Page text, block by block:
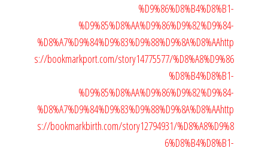
%D9%86%D8%B4%D8%B1-
%D9%85%D8%AA%D9%86%D9%82%D9%84-
%D8%A7%D9%84%D9%83%D9%88%D9%8A%D8%AAhttp
s://bookmarkport.com/story14775577/%D8%A8%D9%86
%D8%B4%D8%B1-
%D9%85%D8%AA%D9%86%D9%82%D9%84-
%D8%A7%D9%84%D9%83%D9%88%D9%8A%D8%AAhttp
s://bookmarkbirth.com/story12794931/%D8%A8%D9%8
6%D8%B4%D8%B1-